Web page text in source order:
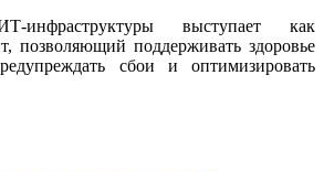
инфраструктуры выступает как
позволяющий поддерживать здоровье
сбои и оптимизировать